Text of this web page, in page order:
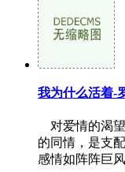
我为什么活着-
对爱情的渴望
的同情，是支
感情如阵阵巨